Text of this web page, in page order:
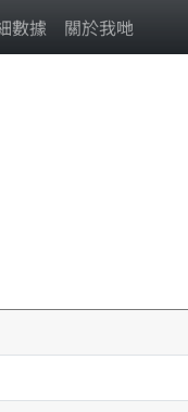
數據 關於我哋